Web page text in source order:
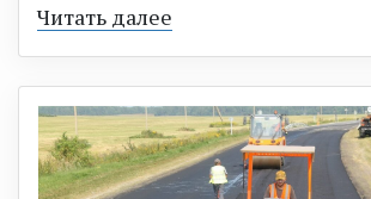
Читать далее